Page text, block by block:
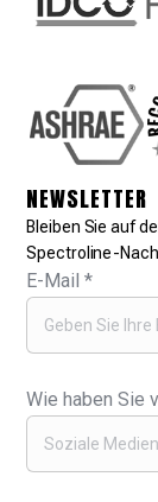
NEWSLETTER
Bleiben Sie auf
Spectroline-
E-Mail*
Wie haben Sie